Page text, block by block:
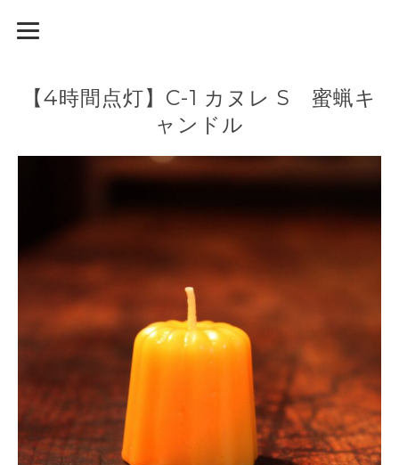
【4時間点灯】C-1 カヌレ S 蜜蝋キ
ャンドル